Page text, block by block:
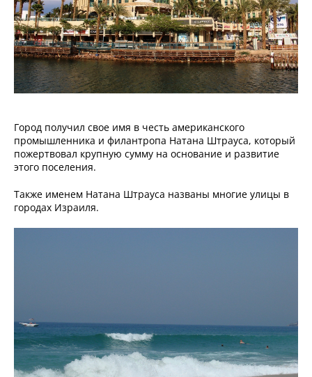
Город получил свое имя в честь американского
промышленника и филантропа Натана Штрауса, который
пожертвовал крупную сумму на основание и развитие
этого поселения.
Также именем Натана Штрауса названы многие улицы в
городах Израиля.